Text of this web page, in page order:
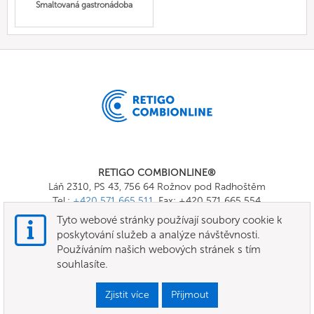
Smaltovaná gastronádoba
RETIGO COMBIONLINE®
Láň 2310, PS 43, 756 64 Rožnov pod Radhoštěm
Tel.:+420 571 665 511, Fax: +420 571 665 554
E-mail:
info@combionline.com
Všeobecné smluvní podmínky
Tyto webové stránky používají soubory cookie k
poskytování služeb a analýze návštěvnosti.
Používáním našich webových stránek s tím
souhlasíte.
Zjistit více Přijmout